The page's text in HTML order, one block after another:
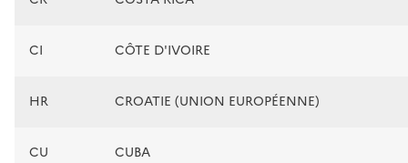
CI CÔTE D'IVOIRE
HR CROATIE (UNION EUROPÉENNE)
CU CUBA